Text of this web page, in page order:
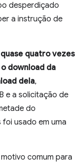
desperdiçado
a instrução de
quatro vezes
download da
dela,
e a solicitação de
do
usado em uma
comum para